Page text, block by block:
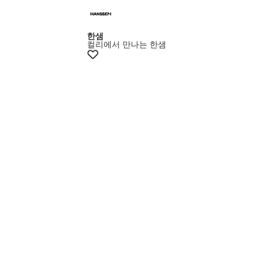
+5% 쿠폰
한샘
컬리에서 만나는 한샘